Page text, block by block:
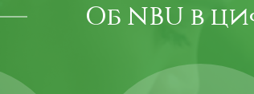
Об NBU в